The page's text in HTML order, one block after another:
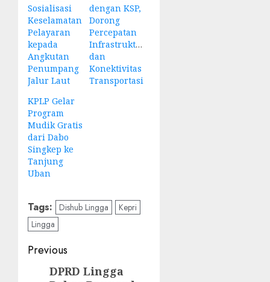
Sosialisasi
Keselamatan
Pelayaran
kepada
Angkutan
Penumpang
Jalur Laut
dengan KSP,
Dorong
Percepatan
Infrastruktur
dan
Konektivitas
Transportasi
KPLP Gelar
Program
Mudik Gratis
dari Dabo
Singkep ke
Tanjung
Uban
Tags: Dishub Lingga
Kepri
Lingga
Post
navigation
Previous
Previous
DPRD Lingga